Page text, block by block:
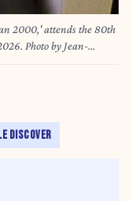
2000,' attends the 80th
Photo by Jean-
DISCOVER